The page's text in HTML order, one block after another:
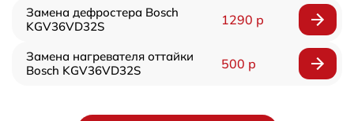
Замена дефростера Bosch
KGV36VD32S
1290 р
Замена нагревателя оттайки
Bosch KGV36VD32S
500 р